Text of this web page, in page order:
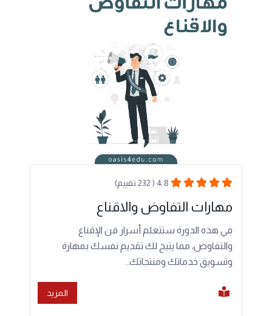
4.8 ( 232 تقييم)
مهارات التفاوض والاقناع
في هذه الدورة ستتعلم أسرار فن الإقناع
والتفاوض، مما يتيح لك تقديم نفسك بمهارة
وتسويق خدماتك ومنتجاتك..
المزيد